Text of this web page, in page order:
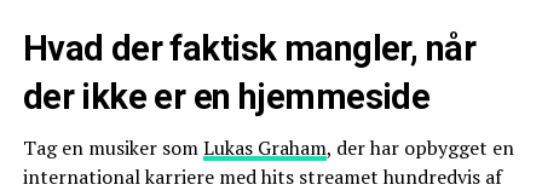
Hvad der faktisk mangler, når
der ikke er en hjemmeside
Tag en musiker somLukas Graham, der har opbygget en
international karriere med hits streamet hundredvis af